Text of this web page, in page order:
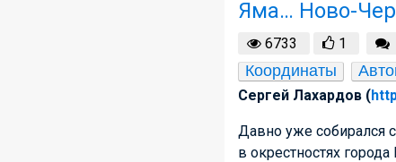
Яма… Ново-
6733 1
Координаты
Сергей Лахардов (
Давно уже собирался
в окрестностях